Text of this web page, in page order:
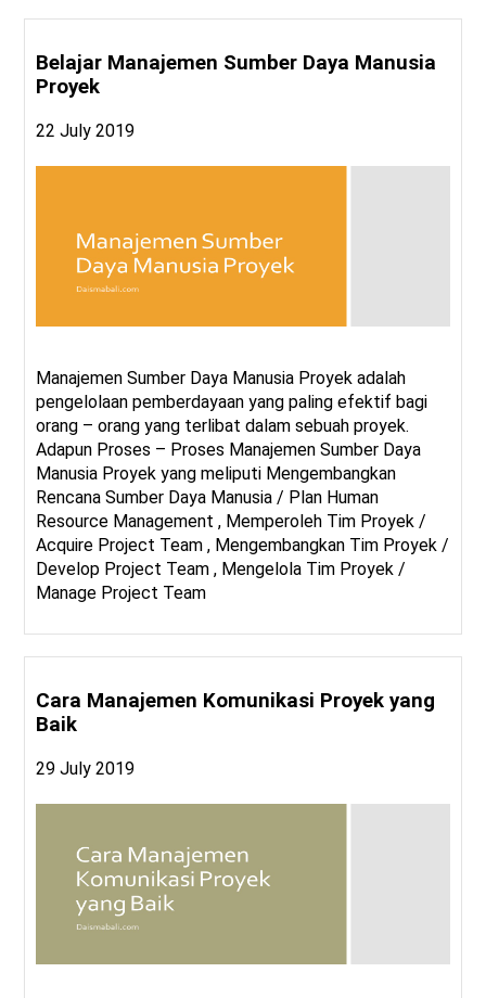
Belajar Manajemen Sumber Daya Manusia
Proyek
22 July 2019
Manajemen Sumber Daya Manusia Proyek adalah
pengelolaan pemberdayaan yang paling efektif bagi
orang – orang yang terlibat dalam sebuah proyek.
Adapun Proses – Proses Manajemen Sumber Daya
Manusia Proyek yang meliputi Mengembangkan
Rencana Sumber Daya Manusia / Plan Human
Resource Management , Memperoleh Tim Proyek /
Acquire Project Team , Mengembangkan Tim Proyek /
Develop Project Team , Mengelola Tim Proyek /
Manage Project Team
Cara Manajemen Komunikasi Proyek yang
Baik
29 July 2019